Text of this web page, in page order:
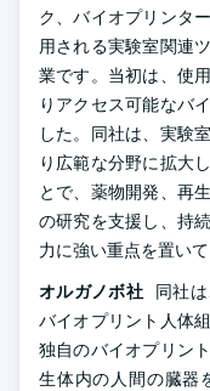
ク、バイオプリンタ
用される実験室関連
業です。当初は、使
りアクセス可能なバ
した。同社は、実験
り広範な分野に拡大
とで、薬物開発、再
の研究を支援し、持
力に強い重点を置いて
オルガノボ社同社は
バイオプリント人体
独自のバイオプリン
生体内の人間の臓器